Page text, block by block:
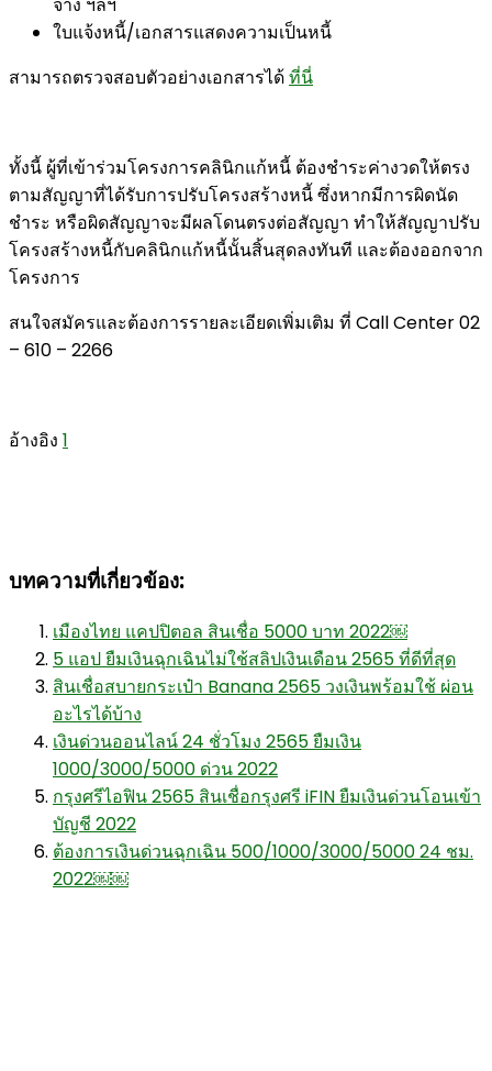
จ้าง ฯลฯ
ใบแจ้งหนี้/เอกสารแสดงความเป็นหนี้
สามารถตรวจสอบตัวอย่างเอกสารได้ที่นี่
ทั้งนี้ ผู้ที่เข้าร่วมโครงการคลินิกแก้หนี้ ต้องชำระค่างวดให้ตรง
ตามสัญญาที่ได้รับการปรับโครงสร้างหนี้ ซึ่งหากมีการผิดนัด
ชำระ หรือผิดสัญญาจะมีผลโดนตรงต่อสัญญา ทำให้สัญญาปรับ
โครงสร้างหนี้กับคลินิกแก้หนี้นั้นสิ้นสุดลงทันที และต้องออกจาก
โครงการ
สนใจสมัครและต้องการรายละเอียดเพิ่มเติม ที่ Call Center 02
– 610 – 2266
อ้างอิง 1
บทความที่เกี่ยวข้อง:
เมืองไทย แคปปิตอล สินเชื่อ 5000 บาท 2022￼
5 แอป ยืมเงินฉุกเฉินไม่ใช้สลิปเงินเดือน 2565 ที่ดีที่สุด
สินเชื่อสบายกระเป๋า Banana 2565 วงเงินพร้อมใช้ ผ่อน
อะไรได้บ้าง
เงินด่วนออนไลน์ 24 ชั่วโมง 2565 ยืมเงิน
1000/3000/5000 ด่วน 2022
กรุงศรีไอฟิน 2565 สินเชื่อกรุงศรี iFIN ยืมเงินด่วนโอนเข้า
บัญชี 2022
ต้องการเงินด่วนฉุกเฉิน 500/1000/3000/5000 24 ชม.
2022￼￼